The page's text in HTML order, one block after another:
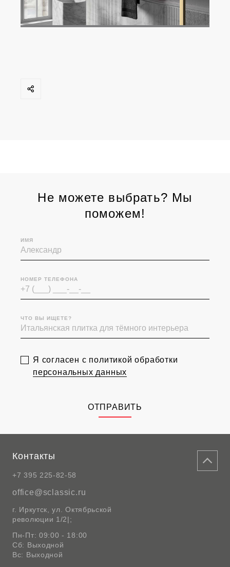
Не можете выбрать? Мы
поможем!
ИМЯ
НОМЕР ТЕЛЕФОНА
ЧТО ВЫ ИЩЕТЕ?
Я согласен с политикой обработки
персональных данных
ОТПРАВИТЬ
Контакты
+7 395 225-82-58
office@sclassic.ru
г. Иркутск, ул. Октябрьской
революции 1/2|;
Пн-Пт: 09:00 - 18:00
Сб: Выходной
Вс: Выходной